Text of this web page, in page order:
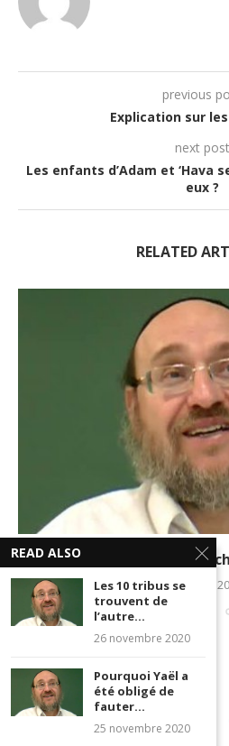
previous
Explication sur
next post
Les enfants d’Adam et ‘Hava
eux ?
RELATED
Le Beth
30 janvier
READ ALSO
Les 10 tribus se
trouvent de
l’autre...
26 novembre 2020
Pourquoi Yaël a
été obligé de
fauter...
25 novembre 2020